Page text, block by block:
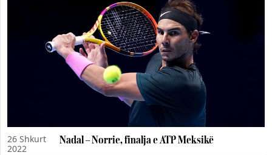
26 Shkurt
2022
Nadal – Norrie, finalja e ATP Meksikë